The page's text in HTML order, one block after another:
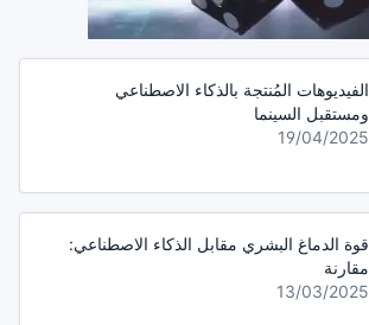
الفيديوهات المُنتجة بالذكاء الاصطناعي
ومستقبل السينما
19/04/2025
قوة الدماغ البشري مقابل الذكاء الاصطناعي:
مقارنة
13/03/2025